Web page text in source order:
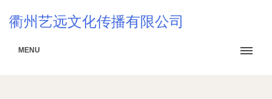
衢州艺远文化传播有限公司
MENU